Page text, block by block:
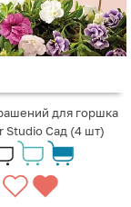
для горшка
Studio Сад (4 шт)